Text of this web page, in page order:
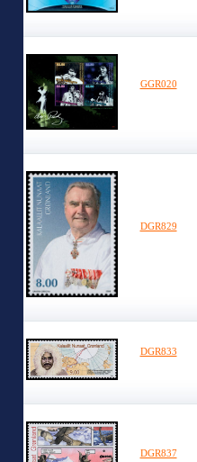
GGR020
DGR829
DGR833
DGR837